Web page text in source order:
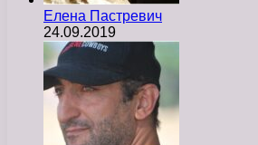
Елена Пастревич
24.09.2019